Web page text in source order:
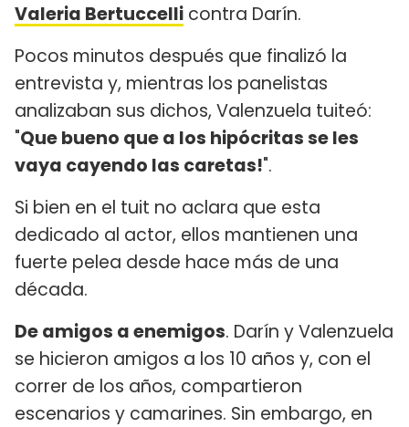
Valeria Bertuccelli contra Darín.
Pocos minutos después que finalizó la
entrevista y, mientras los panelistas
analizaban sus dichos, Valenzuela tuiteó:
"Que bueno que a los hipócritas se les
vaya cayendo las caretas!".
Si bien en el tuit no aclara que esta
dedicado al actor, ellos mantienen una
fuerte pelea desde hace más de una
década.
De amigos a enemigos. Darín y Valenzuela
se hicieron amigos a los 10 años y, con el
correr de los años, compartieron
escenarios y camarines. Sin embargo, en